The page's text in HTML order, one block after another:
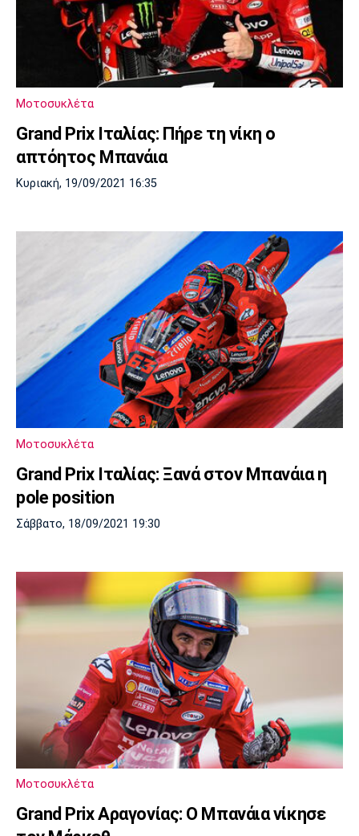
Μοτοσυκλέτα
Grand Prix Ιταλίας: Πήρε τη νίκη ο
απτόητος Μπανάια
Κυριακή, 19/09/2021 16:35
Μοτοσυκλέτα
Grand Prix Ιταλίας: Ξανά στον Μπανάια η
pole position
Σάββατο, 18/09/2021 19:30
Μοτοσυκλέτα
Grand Prix Αραγονίας: Ο Μπανάια νίκησε